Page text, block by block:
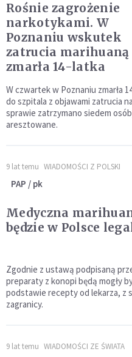
Rośnie zagrożenie
narkotykami. W
Poznaniu wskutek
zatrucia marihuaną
zmarła 14-latka
W czwartek w Poznaniu zmarła
do szpitala z objawami zatrucia
sprawie zatrzymano siedem
aresztowane.
9 lat temu WIADOMOŚCI Z POLSKI
PAP / pk
Medyczna
będzie w Polsce
Zgodnie z ustawą podpisaną
preparaty z konopi będą mogły
podstawie recepty od lekarza, z
zagranicy.
9 lat temu WIADOMOŚCI ZE ŚWIATA